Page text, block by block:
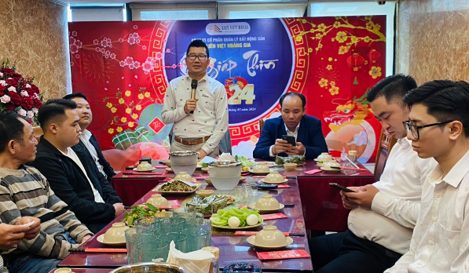
Phòng Lê Đức Thọ
Từ Liêm
Phòng Vũ Phạm
Cầu Giấy
Văn phòng Trần Thái
Tông
Quận Cầu Giấy
Văn phòng Trung Yên 6
Quận Cầu Giấy